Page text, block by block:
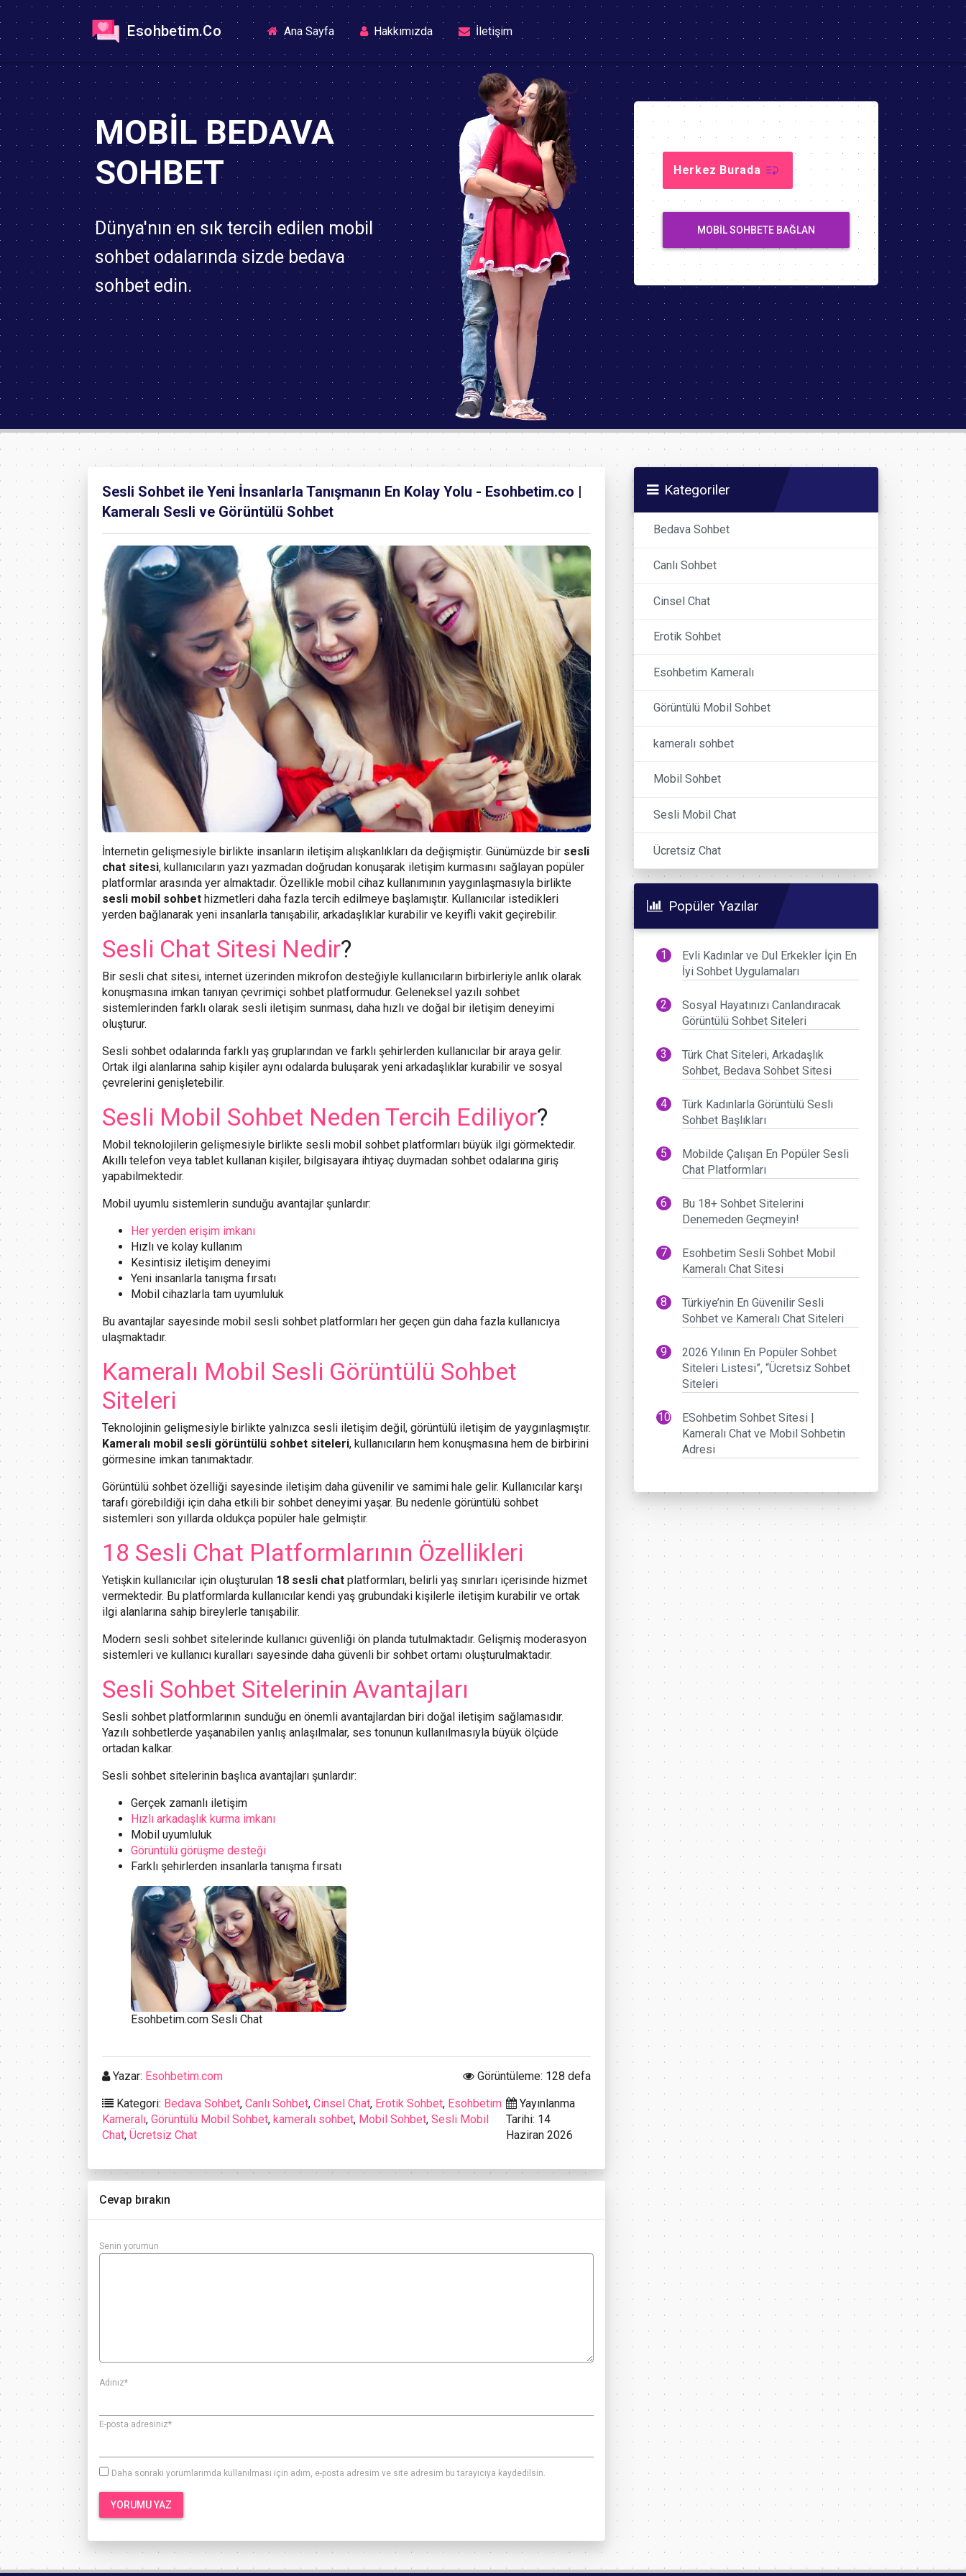
Esohbetim.Co Ana Sayfa(current)Hakkımızda İletişim
MOBIL BEDAVA
SOHBET
Dünya'nın en sık tercih edilen mobil
sohbet odalarında sizde bedava
sohbet edin.
Herkez Burada
MOBIL SOHBETE BAĞLAN
Sesli Sohbet ile Yeni İnsanlarla Tanışmanın En Kolay Yolu - Esohbetim.co |
Kameralı Sesli ve Görüntülü Sohbet
İnternetin gelişmesiyle birlikte insanların iletişim alışkanlıkları da değişmiştir. Günümüzde bir sesli
chat sitesi, kullanıcıların yazı yazmadan doğrudan konuşarak iletişim kurmasını sağlayan popüler
platformlar arasında yer almaktadır. Özellikle mobil cihaz kullanımının yaygınlaşmasıyla birlikte
sesli mobil sohbet hizmetleri daha fazla tercih edilmeye başlamıştır. Kullanıcılar istedikleri
yerden bağlanarak yeni insanlarla tanışabilir, arkadaşlıklar kurabilir ve keyifli vakit geçirebilir.
Sesli Chat Sitesi Nedir?
Bir sesli chat sitesi, internet üzerinden mikrofon desteğiyle kullanıcıların birbirleriyle anlık olarak
konuşmasına imkan tanıyan çevrimiçi sohbet platformudur. Geleneksel yazılı sohbet
sistemlerinden farklı olarak sesli iletişim sunması, daha hızlı ve doğal bir iletişim deneyimi
oluşturur.
Sesli sohbet odalarında farklı yaş gruplarından ve farklı şehirlerden kullanıcılar bir araya gelir.
Ortak ilgi alanlarına sahip kişiler aynı odalarda buluşarak yeni arkadaşlıklar kurabilir ve sosyal
çevrelerini genişletebilir.
Sesli Mobil Sohbet Neden Tercih Ediliyor?
Mobil teknolojilerin gelişmesiyle birlikte sesli mobil sohbet platformları büyük ilgi görmektedir.
Akıllı telefon veya tablet kullanan kişiler, bilgisayara ihtiyaç duymadan sohbet odalarına giriş
yapabilmektedir.
Mobil uyumlu sistemlerin sunduğu avantajlar şunlardır:
Her yerden erişim imkanı
Hızlı ve kolay kullanım
Kesintisiz iletişim deneyimi
Yeni insanlarla tanışma fırsatı
Mobil cihazlarla tam uyumluluk
Bu avantajlar sayesinde mobil sesli sohbet platformları her geçen gün daha fazla kullanıcıya
ulaşmaktadır.
Kameralı Mobil Sesli Görüntülü Sohbet
Siteleri
Teknolojinin gelişmesiyle birlikte yalnızca sesli iletişim değil, görüntülü iletişim de yaygınlaşmıştır.
Kameralı mobil sesli görüntülü sohbet siteleri, kullanıcıların hem konuşmasına hem de birbirini
görmesine imkan tanımaktadır.
Görüntülü sohbet özelliği sayesinde iletişim daha güvenilir ve samimi hale gelir. Kullanıcılar karşı
tarafı görebildiği için daha etkili bir sohbet deneyimi yaşar. Bu nedenle görüntülü sohbet
sistemleri son yıllarda oldukça popüler hale gelmiştir.
18 Sesli Chat Platformlarının Özellikleri
Yetişkin kullanıcılar için oluşturulan 18 sesli chat platformları, belirli yaş sınırları içerisinde hizmet
vermektedir. Bu platformlarda kullanıcılar kendi yaş grubundaki kişilerle iletişim kurabilir ve ortak
ilgi alanlarına sahip bireylerle tanışabilir.
Modern sesli sohbet sitelerinde kullanıcı güvenliği ön planda tutulmaktadır. Gelişmiş moderasyon
sistemleri ve kullanıcı kuralları sayesinde daha güvenli bir sohbet ortamı oluşturulmaktadır.
Sesli Sohbet Sitelerinin Avantajları
Sesli sohbet platformlarının sunduğu en önemli avantajlardan biri doğal iletişim sağlamasıdır.
Yazılı sohbetlerde yaşanabilen yanlış anlaşılmalar, ses tonunun kullanılmasıyla büyük ölçüde
ortadan kalkar.
Sesli sohbet sitelerinin başlıca avantajları şunlardır:
Gerçek zamanlı iletişim
Hızlı arkadaşlık kurma imkanı
Mobil uyumluluk
Görüntülü görüşme desteği
Farklı şehirlerden insanlarla tanışma fırsatı
Esohbetim.com Sesli Chat
Yazar: Esohbetim.com
Görüntüleme: 128 defa
Kategori: Bedava Sohbet, Canlı Sohbet, Cinsel Chat, Erotik Sohbet, Esohbetim
Kameralı, Görüntülü Mobil Sohbet, kameralı sohbet, Mobil Sohbet, Sesli Mobil
Chat, Ücretsiz Chat
Yayınlanma
Tarihi: 14
Haziran 2026
Cevap bırakın
Senin yorumun
Adınız*
E-posta adresiniz*
Daha sonraki yorumlarımda kullanılması için adım, e-posta adresim ve site adresim bu tarayıcıya kaydedilsin.
Kategoriler
Bedava Sohbet
Canlı Sohbet
Cinsel Chat
Erotik Sohbet
Esohbetim Kameralı
Görüntülü Mobil Sohbet
kameralı sohbet
Mobil Sohbet
Sesli Mobil Chat
Ücretsiz Chat
Popüler Yazılar
Evli Kadınlar ve Dul Erkekler İçin En
İyi Sohbet Uygulamaları
Sosyal Hayatınızı Canlandıracak
Görüntülü Sohbet Siteleri
Türk Chat Siteleri, Arkadaşlık
Sohbet, Bedava Sohbet Sitesi
Türk Kadınlarla Görüntülü Sesli
Sohbet Başlıkları
Mobilde Çalışan En Popüler Sesli
Chat Platformları
Bu 18+ Sohbet Sitelerini
Denemeden Geçmeyin!
Esohbetim Sesli Sohbet Mobil
Kameralı Chat Sitesi
Türkiye’nin En Güvenilir Sesli
Sohbet ve Kameralı Chat Siteleri
2026 Yılının En Popüler Sohbet
Siteleri Listesi”, “Ücretsiz Sohbet
Siteleri
ESohbetim Sohbet Sitesi |
Kameralı Chat ve Mobil Sohbetin
Adresi